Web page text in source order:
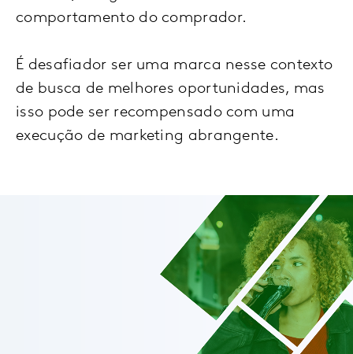
comportamento do comprador.
É desafiador ser uma marca nesse contexto
de busca de melhores oportunidades, mas
isso pode ser recompensado com uma
execução de marketing abrangente.